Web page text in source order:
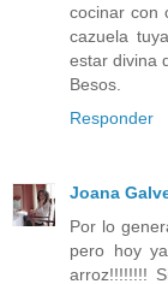
cocinar con
cazuela
estar divina
Besos.
Responder
Joana
Por lo
pero hoy
arroz!!!!!!!!